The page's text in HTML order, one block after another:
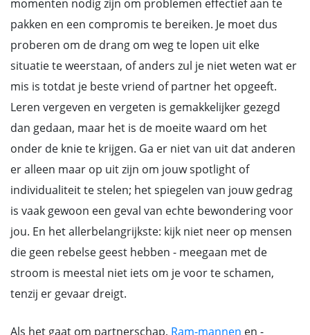
momenten nodig zijn om problemen effectief aan te
pakken en een compromis te bereiken. Je moet dus
proberen om de drang om weg te lopen uit elke
situatie te weerstaan, of anders zul je niet weten wat er
mis is totdat je beste vriend of partner het opgeeft.
Leren vergeven en vergeten is gemakkelijker gezegd
dan gedaan, maar het is de moeite waard om het
onder de knie te krijgen. Ga er niet van uit dat anderen
er alleen maar op uit zijn om jouw spotlight of
individualiteit te stelen; het spiegelen van jouw gedrag
is vaak gewoon een geval van echte bewondering voor
jou. En het allerbelangrijkste: kijk niet neer op mensen
die geen rebelse geest hebben - meegaan met de
stroom is meestal niet iets om je voor te schamen,
tenzij er gevaar dreigt.
Als het gaat om partnerschap, Ram-mannen en -